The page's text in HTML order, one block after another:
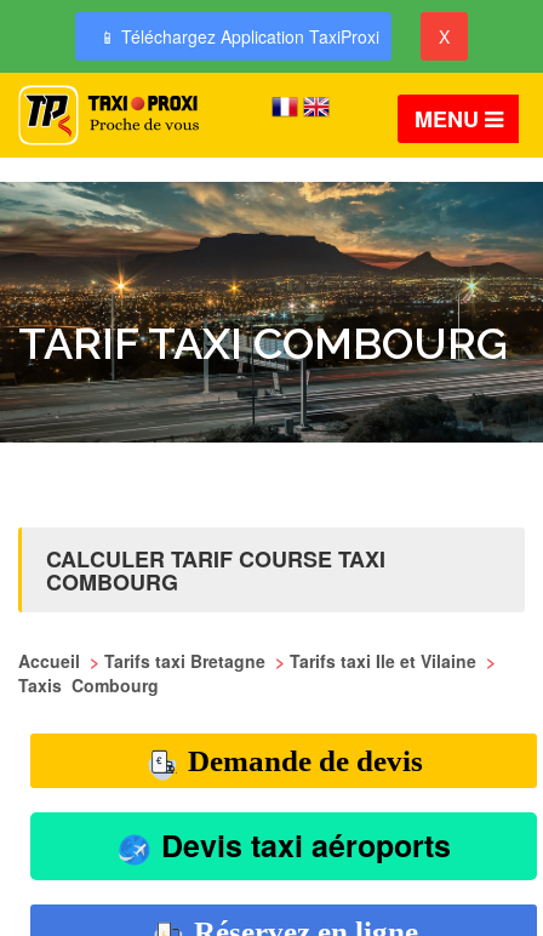
📱 Téléchargez Application TaxiProxi X
MENU
TARIF TAXI COMBOURG
CALCULER TARIF COURSE TAXI
COMBOURG
Accueil > Tarifs taxi Bretagne > Tarifs taxi Ile et Vilaine >
Taxis Combourg
Demande de devis
Devis taxi aéroports